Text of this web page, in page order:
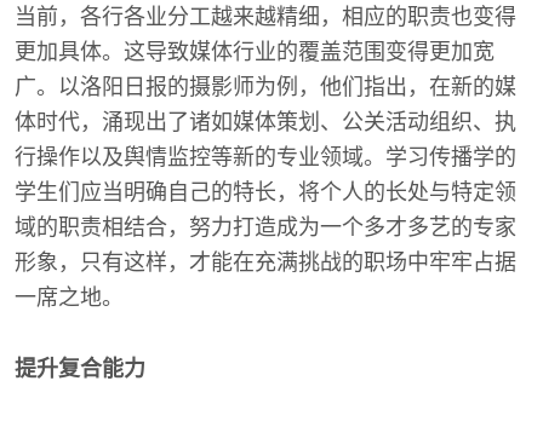
当前，各行各业分工越来越精细，相应的职责也变得
更加具体。这导致媒体行业的覆盖范围变得更加宽
广。以洛阳日报的摄影师为例，他们指出，在新的媒
体时代，涌现出了诸如媒体策划、公关活动组织、执
行操作以及舆情监控等新的专业领域。学习传播学的
学生们应当明确自己的特长，将个人的长处与特定领
域的职责相结合，努力打造成为一个多才多艺的专家
形象，只有这样，才能在充满挑战的职场中牢牢占据
一席之地。
提升复合能力